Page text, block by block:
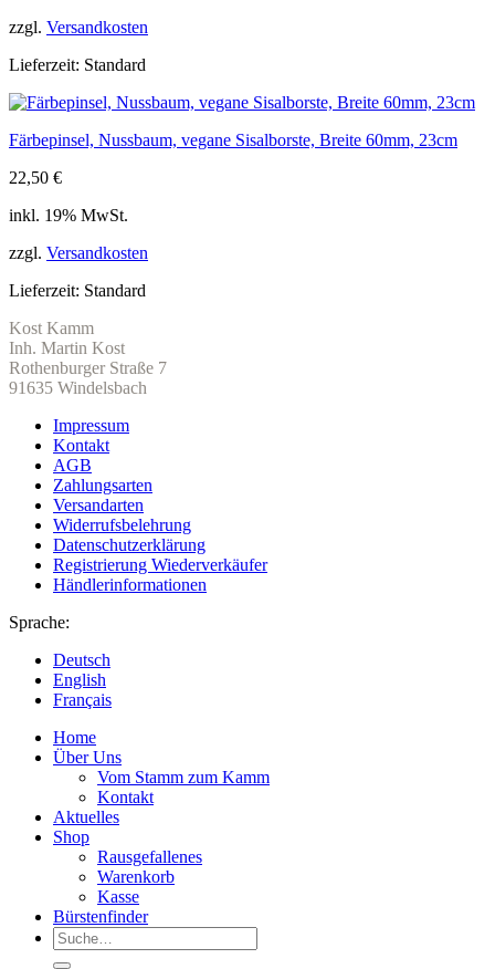
zzgl. Versandkosten
Lieferzeit: Standard
Färbepinsel, Nussbaum, vegane Sisalborste, Breite 60mm, 23cm
22,50 €
inkl. 19% MwSt.
zzgl. Versandkosten
Lieferzeit: Standard
Kost Kamm
Inh. Martin Kost
Rothenburger Straße 7
91635 Windelsbach
Impressum
Kontakt
AGB
Zahlungsarten
Versandarten
Widerrufsbelehrung
Datenschutzerklärung
Registrierung Wiederverkäufer
Händlerinformationen
Sprache:
Deutsch
English
Français
Home
Über Uns
Vom Stamm zum Kamm
Kontakt
Aktuelles
Shop
Rausgefallenes
Warenkorb
Kasse
Bürstenfinder
Suche
nach: